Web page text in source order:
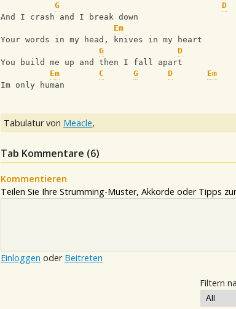
G
D
And I crash and I break down
Em
Your words in my head, knives in my heart
G
D
You build me up and then I fall apart
Em
C G D
Em
Im only human
Tabulatur von Meacle,
Tab Kommentare (6)
Kommentieren
Teilen Sie Ihre Strumming-Muster, Akkorde oder Tipps
Einloggen oder Beitreten
Filtern